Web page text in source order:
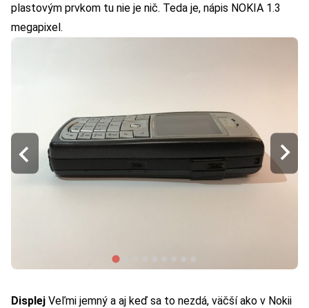
plastovým prvkom tu nie je nič. Teda je, nápis NOKIA 1.3
megapixel.
Displej Veľmi jemný a aj keď sa to nezdá, väčší ako v Nokii